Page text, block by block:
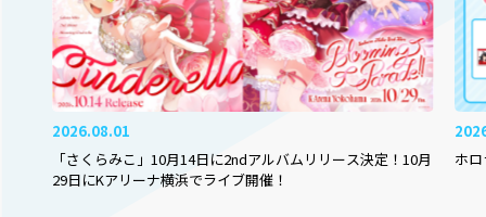
2026.08.01
「さくらみこ」10月14日に2ndアルバムリリース決定！10月
29日にKアリーナ横浜でライブ開催！
ホ